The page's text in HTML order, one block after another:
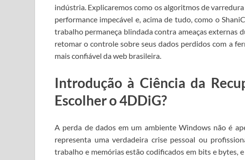
indústria. Explicaremos como os algoritmos de
performance impecável e, acima de tudo, como o
trabalho permaneça blindada contra ameaças externas
retomar o controle sobre seus dados perdidos com a
mais confiável da web brasileira.
Introdução à Ciência da
Escolher o 4DDiG?
A perda de dados em um ambiente Windows não é
representa uma verdadeira crise pessoal ou
trabalho e memórias estão codificados em bits e bytes,